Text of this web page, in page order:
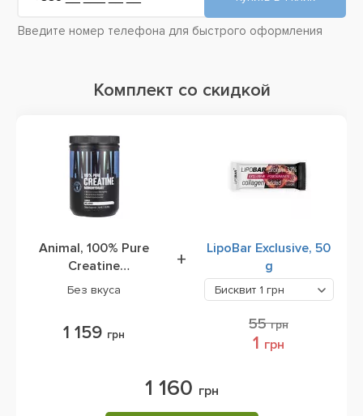
Введите номер телефона для быстрого оформления
Комплект со скидкой
Animal, 100% Pure
Creatine
Monohydrate
Без вкуса
1 159 грн
+
LipoBar Exclusive, 50
g
Бисквит 1 грн
55грн
1 грн
1 160 грн